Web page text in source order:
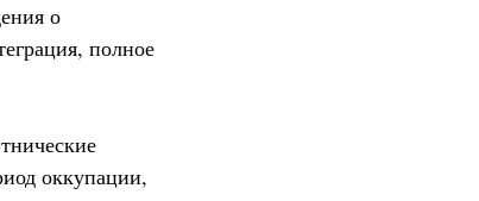
о
полное
оккупации,